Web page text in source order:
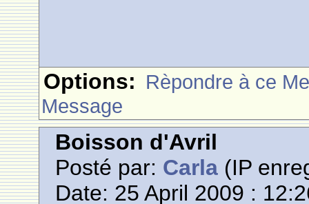
Options: Rèpondre à ce
Message
Boisson d'Avril
Posté par: Carla (IP
Date: 25 April 2009 :